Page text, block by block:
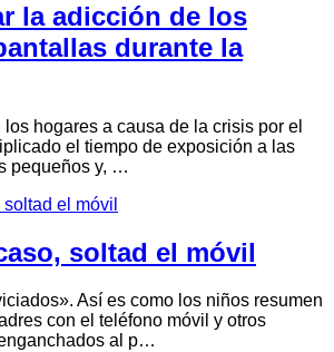
la adicción de los
durante la
hogares a causa de la crisis por el
el tiempo de exposición a las
pequeños y, …
soltad el móvil
Así es como los niños resumen
con el teléfono móvil y otros
al p…